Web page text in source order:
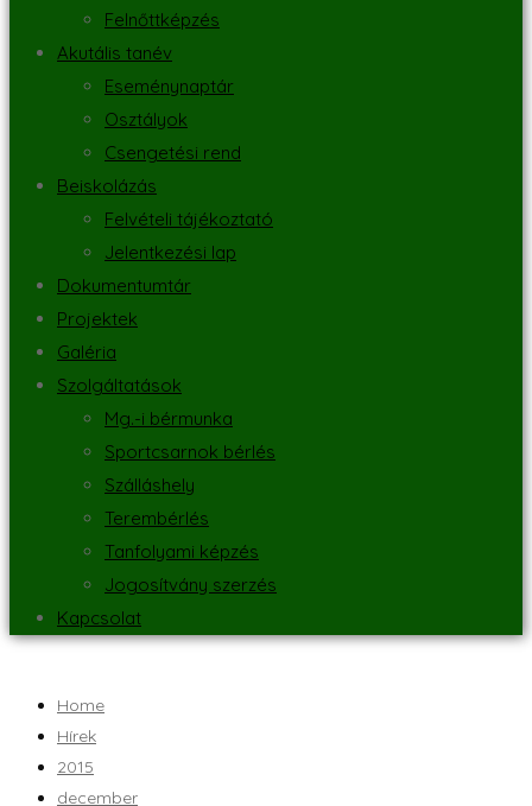
Felnőttképzés
Akutális tanév
Eseménynaptár
Osztályok
Csengetési rend
Beiskolázás
Felvételi tájékoztató
Jelentkezési lap
Dokumentumtár
Projektek
Galéria
Szolgáltatások
Mg.-i bérmunka
Sportcsarnok bérlés
Szálláshely
Terembérlés
Tanfolyami képzés
Jogosítvány szerzés
Kapcsolat
Home
Hírek
2015
december